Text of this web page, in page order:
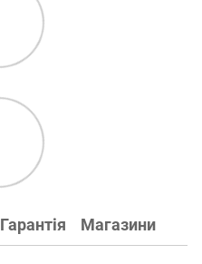
Гарантія Магазини